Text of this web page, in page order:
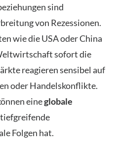
sind
von Rezessionen.
wie die USA oder China
sofort die
reagieren sensibel auf
oder Handelskonflikte.
eineglobale
Folgen hat.